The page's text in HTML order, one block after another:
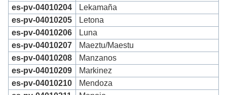
es-pv-04010204
Lekamaña
es-pv-04010205
Letona
es-pv-04010206
Luna
es-pv-04010207
Maeztu/Maestu
es-pv-04010208
Manzanos
es-pv-04010209
Markinez
es-pv-04010210
Mendoza